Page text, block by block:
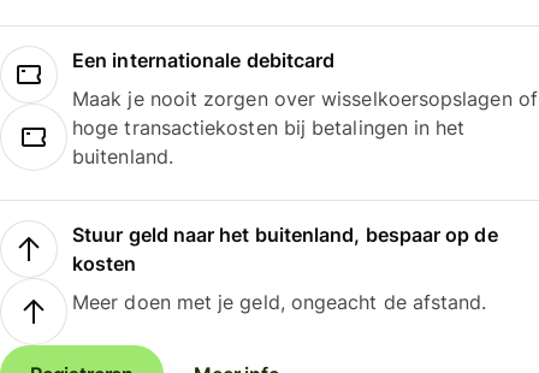
Een internationale debitcard
Maak je nooit zorgen over wisselkoersopslagen of
hoge transactiekosten bij betalingen in het
buitenland.
Stuur geld naar het buitenland, bespaar op de
kosten
Meer doen met je geld, ongeacht de afstand.